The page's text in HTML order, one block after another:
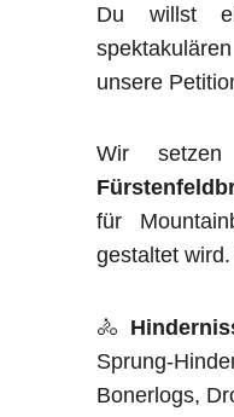
Du willst
unsere
Wir
für
gestaltet
🚴
Sprung-
Bonerlogs,